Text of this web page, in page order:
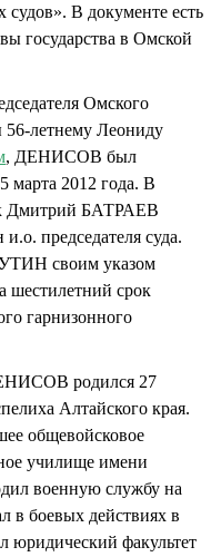
судов». В документе есть
государства в Омской
Омского
56-летнему Леониду
, ДЕНИСОВ был
марта 2012 года. В
Дмитрий БАТРАЕВ
председателя суда.
своим указом
срок
гарнизонного
родился 27
Алтайского края.
общевойсковое
училище имени
военную службу на
в боевых действиях в
юридический факультет